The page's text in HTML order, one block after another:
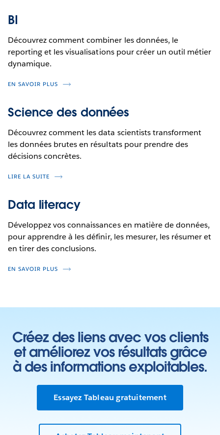
BI
Découvrez comment combiner les données, le
reporting et les visualisations pour créer un outil métier
dynamique.
EN SAVOIR PLUS
Science des données
Découvrez comment les data scientists transforment
les données brutes en résultats pour prendre des
décisions concrètes.
LIRE LA SUITE
Data literacy
Développez vos connaissances en matière de données,
pour apprendre à les définir, les mesurer, les résumer et
en tirer des conclusions.
EN SAVOIR PLUS
Créez des liens avec vos clients
et améliorez vos résultats grâce
à des informations exploitables.
Essayez Tableau gratuitement